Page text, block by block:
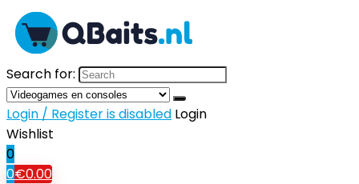
Search for:
Login / Register is disabled Login
Wishlist
0
0€0.00